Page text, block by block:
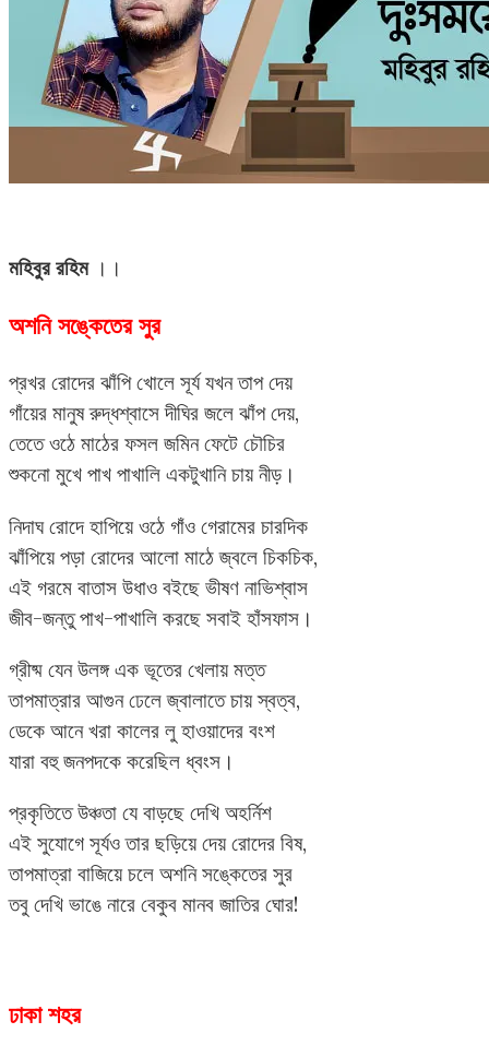
মহিবুর রহিম।।
অশনি সঙ্কেতের সুর
প্রখর রোদের ঝাঁপি খোলে সূর্য যখন তাপ দেয়
গাঁয়ের মানুষ রুদ্ধশ্বাসে দীঘির জলে ঝাঁপ দেয়,
তেতে ওঠে মাঠের ফসল জমিন ফেটে চৌচির
শুকনো মুখে পাখ পাখালি একটুখানি চায় নীড়।
নিদাঘ রোদে হাপিয়ে ওঠে গাঁও গেরামের চারদিক
ঝাঁপিয়ে পড়া রোদের আলো মাঠে জ্বলে চিকচিক,
এই গরমে বাতাস উধাও বইছে ভীষণ নাভিশ্বাস
জীব-জন্তু পাখ-পাখালি করছে সবাই হাঁসফাস।
গ্রীষ্ম যেন উলঙ্গ এক ভূতের খেলায় মত্ত
তাপমাত্রার আগুন ঢেলে জ্বালাতে চায় স্বত্ব,
ডেকে আনে খরা কালের লু হাওয়াদের বংশ
যারা বহু জনপদকে করেছিল ধ্বংস।
প্রকৃতিতে উঞ্চতা যে বাড়ছে দেখি অহর্নিশ
এই সুযোগে সূর্যও তার ছড়িয়ে দেয় রোদের বিষ,
তাপমাত্রা বাজিয়ে চলে অশনি সঙ্কেতের সুর
তবু দেখি ভাঙে নারে বেকুব মানব জাতির ঘোর!
ঢাকা শহর